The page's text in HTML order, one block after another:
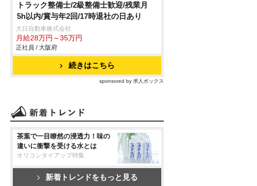
トラック整備士/2級整備士歓迎/残業月
5h以内/賞与年2回/17時退社の日あり
大日自動車株式会社
月給28万円～35万円
正社員 / 大阪府
続きはこちら
sponsored by 求人ボックス
茶葉で一目瞭然の浸透力！味の
違いに衝撃を受ける水とは
オリコンタイアップ特集
新着トレンドをもっと見る